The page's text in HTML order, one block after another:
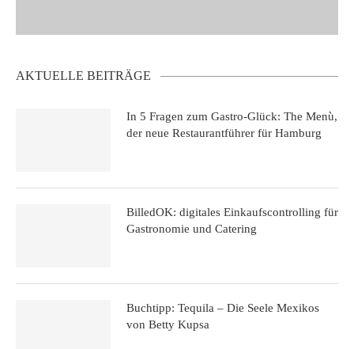
AKTUELLE BEITRÄGE
In 5 Fragen zum Gastro-Glück: The Menù,
der neue Restaurantführer für Hamburg
BilledOK: digitales Einkaufscontrolling für
Gastronomie und Catering
Buchtipp: Tequila – Die Seele Mexikos
von Betty Kupsa